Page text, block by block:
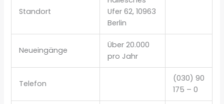
Standort
Ufer 62, 10963
Berlin
Neueingänge
Über 20.000
pro Jahr
Telefon
(030) 90
175 – 0